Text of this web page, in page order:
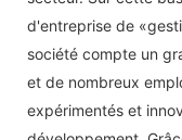
d'entreprise de
société compte un
et de nombreux
expérimentés et